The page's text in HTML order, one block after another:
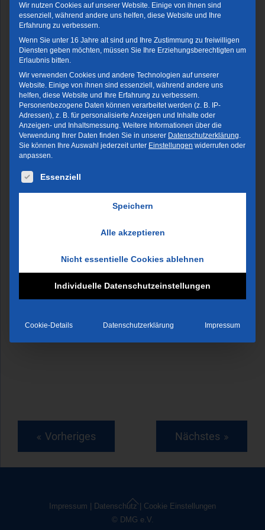
Nächstes
Vorheriges
Back
To
Impressum | Datenschutz| Cookie Einstellungen
© DMG e.V.
Wir nutzen Cookies auf unserer Website. Einige von ihnen sind
essenziell, während andere uns helfen, diese Website und Ihre
Erfahrung zu verbessern.
Wenn Sie unter 16 Jahre alt sind und Ihre Zustimmung zu freiwilligen
Diensten geben möchten, müssen Sie Ihre Erziehungsberechtigten um
Erlaubnis bitten.
Wir verwenden Cookies und andere Technologien auf unserer
Website. Einige von ihnen sind essenziell, während andere uns
helfen, diese Website und Ihre Erfahrung zu verbessern.
Personenbezogene Daten können verarbeitet werden (z. B. IP-
Adressen), z. B. für personalisierte Anzeigen und Inhalte oder
Anzeigen- und Inhaltsmessung. Weitere Informationen über die
Verwendung Ihrer Daten finden Sie in unserer Datenschutzerklärung.
Sie können Ihre Auswahl jederzeit unter Einstellungen widerrufen oder
anpassen.
Es folgt eine Liste der Service-Gruppen, für die eine
Essenziell
Speichern
Alle akzeptieren
Nicht essentielle Cookies ablehnen
Individuelle Datenschutzeinstellungen
Cookie-Details Datenschutzerklärung Impressum